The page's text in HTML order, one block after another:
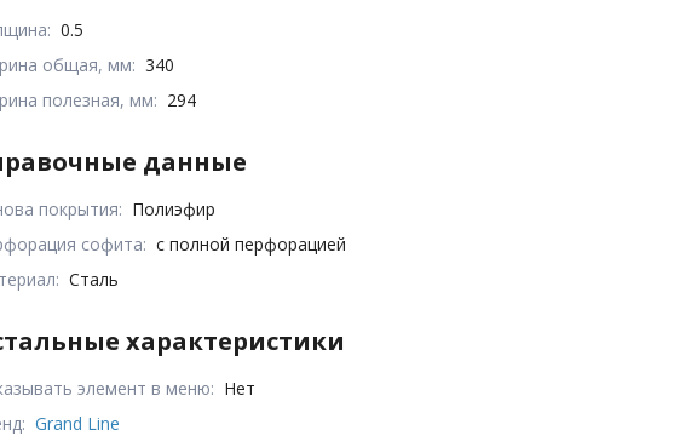
0.5
общая, мм: 340
полезная, мм: 294
данные
покрытия: Полиэфир
софита: с полной перфорацией
Сталь
характеристики
элемент в меню: Нет
Grand Line